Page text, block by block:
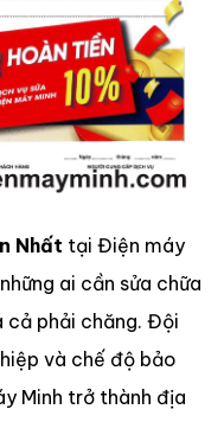
Nhất tại Điện máy
ai cần sửa chữa
cả phải chăng. Đội
và chế độ bảo
Minh trở thành địa